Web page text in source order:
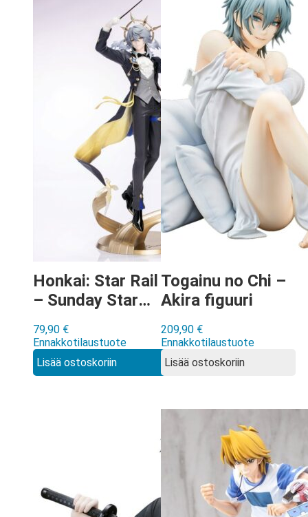
Honkai: Star Rail
– Sunday Star
Gift+ figuuri
79,90 €
Ennakkotilaustuote
Lisää ostoskoriin
Togainu no Chi –
Akira figuuri
209,90 €
Ennakkotilaustuote
Lisää ostoskoriin